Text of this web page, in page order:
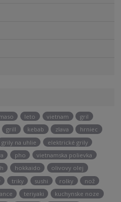
leto vietnam
gril
grill kebab zlava
hrniec
grily na uhlie
elektrické grily
pho
vietnamska polievka
hokkaido
olivovy olej
triky sushi rolky
nož
teriyaki
kuchynske noze